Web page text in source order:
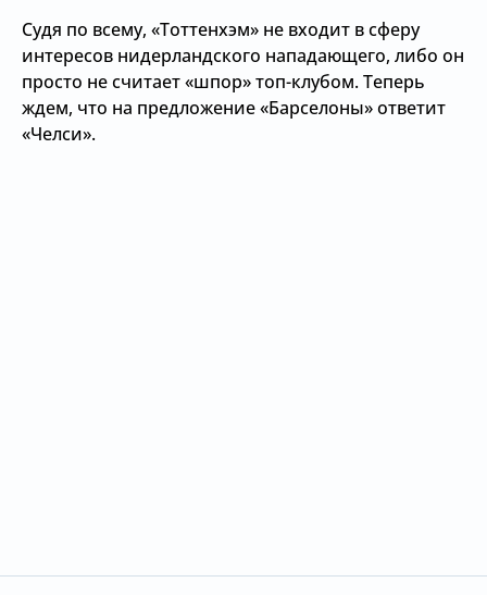
Судя по всему, «Тоттенхэм» не входит в сферу
интересов нидерландского нападающего, либо он
просто не считает «шпор» топ-клубом. Теперь
ждем, что на предложение «Барселоны» ответит
«Челси».